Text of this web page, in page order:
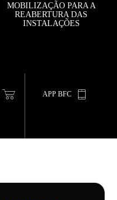
MOBILIZAÇÃO PARA A
REABERTURA DAS
INSTALAÇÕES
APP BFC